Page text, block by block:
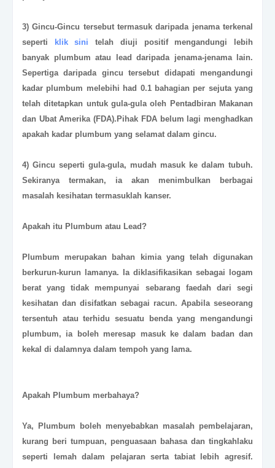
3) Gincu-Gincu tersebut termasuk daripada jenama terkenal
seperti klik sini telah diuji positif mengandungi lebih
banyak plumbum atau lead daripada jenama-jenama lain.
Sepertiga daripada gincu tersebut didapati mengandungi
kadar plumbum melebihi had 0.1 bahagian per sejuta yang
telah ditetapkan untuk gula-gula oleh Pentadbiran Makanan
dan Ubat Amerika (FDA).Pihak FDA belum lagi menghadkan
apakah kadar plumbum yang selamat dalam gincu.
4) Gincu seperti gula-gula, mudah masuk ke dalam tubuh.
Sekiranya termakan, ia akan menimbulkan berbagai
masalah kesihatan termasuklah kanser.
Apakah itu Plumbum atau Lead?
Plumbum merupakan bahan kimia yang telah digunakan
berkurun-kurun lamanya. Ia diklasifikasikan sebagai logam
berat yang tidak mempunyai sebarang faedah dari segi
kesihatan dan disifatkan sebagai racun. Apabila seseorang
tersentuh atau terhidu sesuatu benda yang mengandungi
plumbum, ia boleh meresap masuk ke dalam badan dan
kekal di dalamnya dalam tempoh yang lama.
Apakah Plumbum merbahaya?
Ya, Plumbum boleh menyebabkan masalah pembelajaran,
kurang beri tumpuan, penguasaan bahasa dan tingkahlaku
seperti lemah dalam pelajaran serta tabiat lebih agresif.